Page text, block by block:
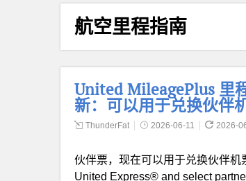
航空里程指南
United MileagePlus 里
新：可以用于兑换伙伴
ThunderFat 2026-06-11 2026-
伙伴票，现在可以用于兑换伙伴机
United Express® and select